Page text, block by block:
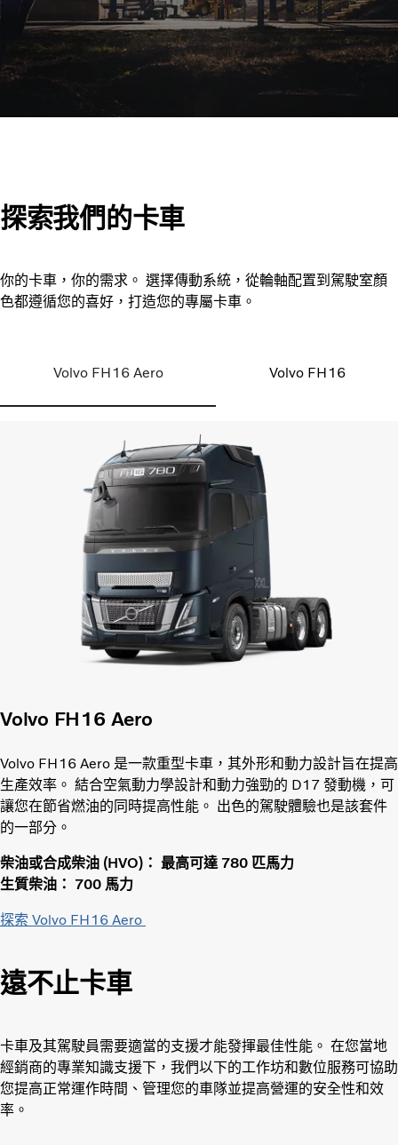
探索我們的卡車
你的卡車，你的需求。 選擇傳動系統，從輪軸配置到駕駛室顏
色都遵循您的喜好，打造您的專屬卡車。
Volvo FH16 Aero Volvo FH16
Volvo FH16 Aero
Volvo FH16 Aero 是一款重型卡車，其外形和動力設計旨在提高
生產效率。 結合空氣動力學設計和動力強勁的 D17 發動機，可
讓您在節省燃油的同時提高性能。 出色的駕駛體驗也是該套件
的一部分。
柴油或合成柴油 (HVO)： 最高可達 780 匹馬力
生質柴油： 700 馬力
探索 Volvo FH16 Aero
遠不止卡車
卡車及其駕駛員需要適當的支援才能發揮最佳性能。 在您當地
經銷商的專業知識支援下，我們以下的工作坊和數位服務可協助
您提高正常運作時間、管理您的車隊並提高營運的安全性和效
率。